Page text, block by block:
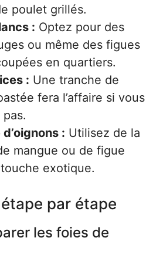
poulet grillés.
: Optez pour des
ou même des figues
en quartiers.
: Une tranche de
fera l’affaire si vous
pas.
: Utilisez de la
mangue ou de figue
exotique.
par étape
les foies de